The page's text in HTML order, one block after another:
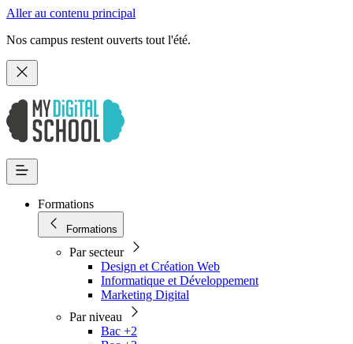
Aller au contenu principal
Nos campus restent ouverts tout l'été.
Formations
Formations
Par secteur
Design et Création Web
Informatique et Développement
Marketing Digital
Par niveau
Bac +2